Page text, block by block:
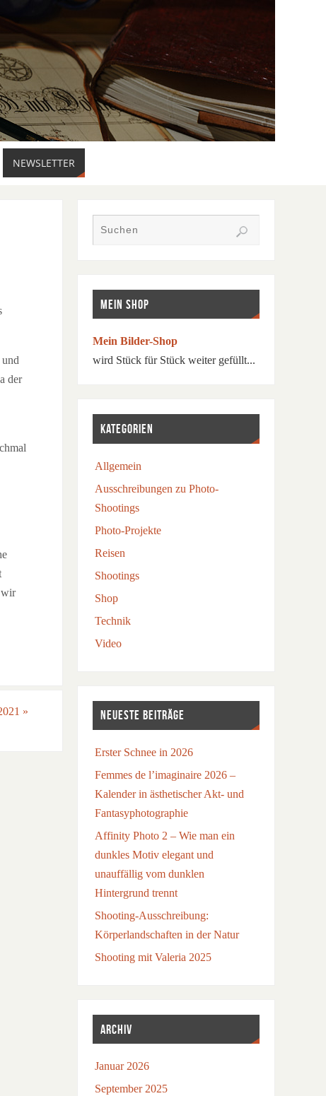
NEWSLETTER
der
wir
»
MEIN SHOP
Mein Bilder-Shop
wird Stück für Stück weiter gefüllt...
KATEGORIEN
Allgemein
Ausschreibungen zu Photo-
Shootings
Photo-Projekte
Reisen
Shootings
Shop
Technik
Video
NEUESTE BEITRÄGE
Erster Schnee in 2026
Femmes de l’imaginaire 2026 –
Kalender in ästhetischer Akt- und
Fantasyphotographie
Affinity Photo 2 – Wie man ein
dunkles Motiv elegant und
unauffällig vom dunklen
Hintergrund trennt
Shooting-Ausschreibung:
Körperlandschaften in der Natur
Shooting mit Valeria 2025
ARCHIV
Januar 2026
September 2025